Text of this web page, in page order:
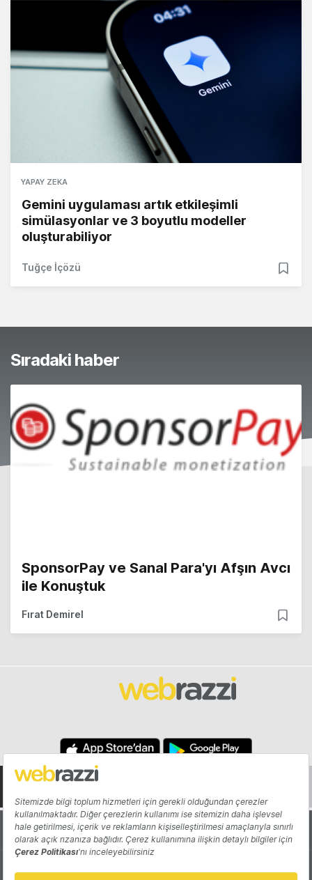
YAPAY ZEKA
Gemini uygulaması artık etkileşimli
simülasyonlar ve 3 boyutlu modeller
oluşturabiliyor
Tuğçe İçözü
Sıradaki haber
SponsorPay ve Sanal Para'yı Afşın Avcı
ile Konuştuk
Fırat Demirel
Hakkında Yazarlar
Katkıda Bulun Reklam